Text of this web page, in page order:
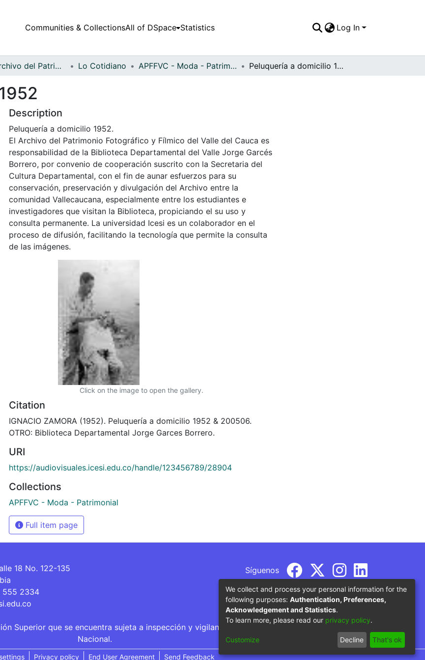
Communities & CollectionsAll of DSpace Statistics Log In
Fondo Archivo del Patrimonio Fotográfico y Fílmico del Valle del Cauca Lo Cotidiano APFFVC - Moda - Patrimonial Peluquería a domicilio 1952
Description
Peluquería a domicilio 1952.
El Archivo del Patrimonio Fotográfico y Fílmico del Valle del Cauca es
responsabilidad de la Biblioteca Departamental del Valle Jorge Garcés
Borrero, por convenio de cooperación suscrito con la Secretaria del
Cultura Departamental, con el fin de aunar esfuerzos para su
conservación, preservación y divulgación del Archivo entre la
comunidad Vallecaucana, especialmente entre los estudiantes e
investigadores que visitan la Biblioteca, propiciando el su uso y
consulta permanente. La universidad Icesi es un colaborador en el
proceso de difusión, facilitando la tecnología que permite la consulta
de las imágenes.
Click on the image to open the gallery.
Citation
IGNACIO ZAMORA (1952). Peluquería a domicilio 1952 & 200506.
OTRO: Biblioteca Departamental Jorge Garces Borrero.
URI
https://audiovisuales.icesi.edu.co/handle/123456789/28904
Collections
APFFVC - Moda - Patrimonial
Full item page
18 No. 122-135
555 2334
Síguenos
Superior que se encuentra sujeta a inspección y vigilancia por parte del Ministerio de Educación
Nacional.
Privacy policy End User Agreement Send Feedback
We collect and process your personal information for the
following purposes: Authentication, Preferences,
Acknowledgement and Statistics.
To learn more, please read our privacy policy.
Customize Decline That's ok